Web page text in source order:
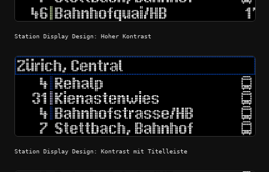
Station Display Design: Hoher Kontrast
Station Display Design: Kontrast mit Titelleiste